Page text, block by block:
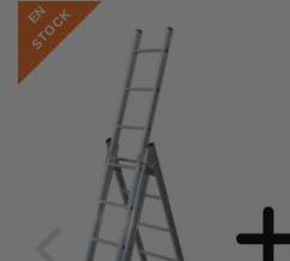
E
N
S
T
O
C
K